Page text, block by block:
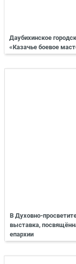
Даубихинское
«Казачье боевое
В Духовно-
выставка,
епархии